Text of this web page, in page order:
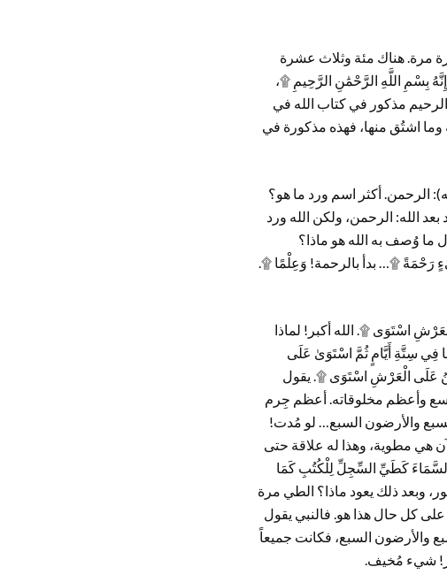
مرة. هناك مئة وثلاث عشرة
بِسْمِ اللَّهِ الرَّحْمَٰنِ الرَّحِيمِ ۩،
مذكور في كتاب الله في
اشتُق منها، فهذه مذكورة في
الرحمن. أكثر اسم ورد ما هو؟
الله: الرحمن، ولكن الله ورد
ما وُصف به الله هو ماذا؟
رَحْمَةً ۩… بدأ بالرحمة! وَعِلْمًا ۩.
اسْتَوَى ۩. الله أكبر! لماذا
فِي سِتَّةِ أَيَّامٍ ثُمَّ اسْتَوَىٰ عَلَى
عَلَى الْعَرْشِ اسْتَوَى ۩. يقول
وأعظم مخلوقاته. أعظم جِرم
والأرضون السبع… لو مُدت!
هي مطوية، وهذا له علاقة حتى
السَّمَاءَ كَطَيِّ السِّجِلِّ لِلْكُتُبِ كَمَا
وبعد ذلك يعود ماذا؟ الطي مرة
كل حال هذا هو. فالنبي يقول
والأرضون السبع، فكانت جميعاً
شيء مُخيف.